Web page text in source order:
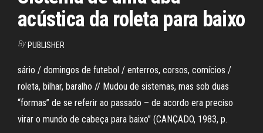
acústica da roleta para baixo
By PUBLISHER
sário / domingos de futebol / enterros, corsos, comícios /
roleta, bilhar, baralho // Mudou de sistemas, mas sob duas
“formas” de se referir ao passado – de acordo era preciso
virar o mundo de cabeça para baixo” (CANÇADO, 1983, p.